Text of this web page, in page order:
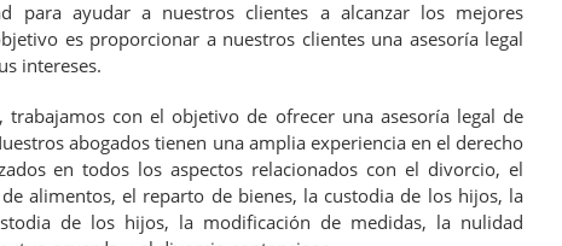
para ayudar a nuestros clientes a alcanzar los mejores
es proporcionar a nuestros clientes una asesoría legal
intereses.
trabajamos con el objetivo de ofrecer una asesoría legal de
abogados tienen una amplia experiencia en el derecho
en todos los aspectos relacionados con el divorcio, el
alimentos, el reparto de bienes, la custodia de los hijos, la
de los hijos, la modificación de medidas, la nulidad